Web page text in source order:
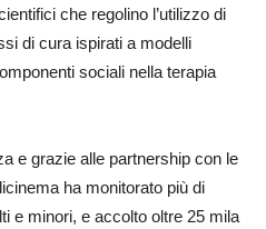
che regolino l’utilizzo di
di cura ispirati a modelli
sociali nella terapia
e grazie alle partnership con le
ha monitorato più di
e minori, e accolto oltre 25 mila